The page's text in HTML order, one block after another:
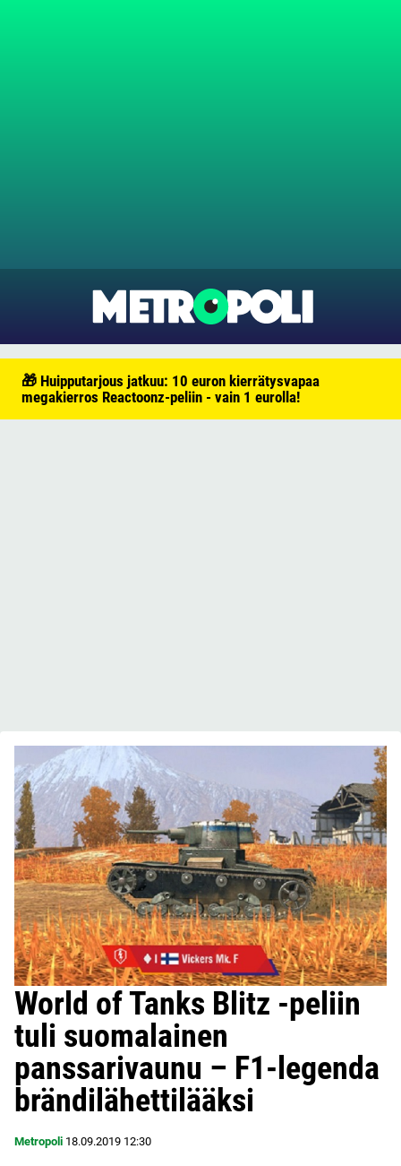
🎁 Huipputarjous jatkuu: 10 euron kierrätysvapaa
megakierros Reactoonz-peliin - vain 1 eurolla!
World of Tanks Blitz -peliin
tuli suomalainen
panssarivaunu – F1-legenda
brändilähettilääksi
Metropoli 18.09.2019 12:30